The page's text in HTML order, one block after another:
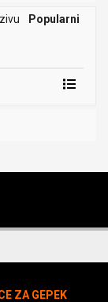
Popularni
ZA GEPEK